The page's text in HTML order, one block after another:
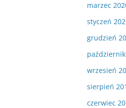
marzec
styczeń
grudzień
wrzesień
sierpień
czerwiec